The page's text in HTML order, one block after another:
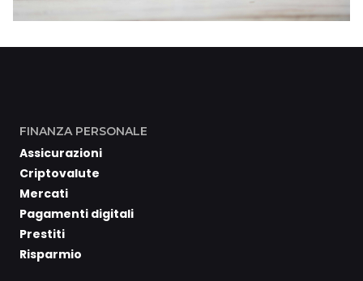
FINANZA PERSONALE
Assicurazioni
Criptovalute
Mercati
Pagamenti digitali
Prestiti
Risparmio